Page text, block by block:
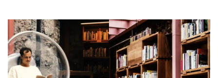
vajillas hasta joyería— es seleccionada por su
manufactura, conservando la honestidad de los
materiales.